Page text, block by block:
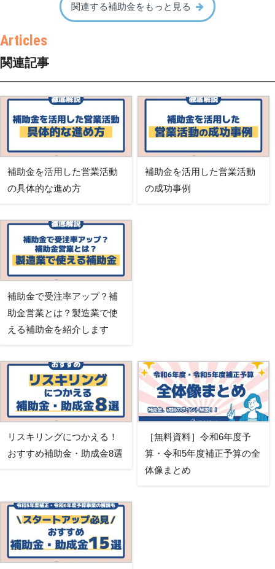
関連する補助金をもっと見る
関連記事
補助金を活用した営業活動
の具体的な進め方
補助金を活用した営業活動
の成功事例
補助金で受注率アップ？補
助金営業とは？製造業で使
える補助金を紹介します
リスキリングにつかえる！
おすすめ補助金・助成金8選
［無料資料］令和6年度予
算・令和5年度補正予算の全
体像まとめ